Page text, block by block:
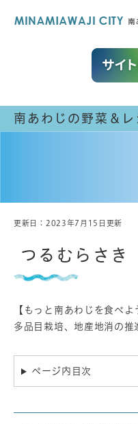
南あわじの野菜＆レ
本
更新日：2023年7月15日更新
つるむらさき
【もっと南あわじを食べ
多品目栽培、地産地消の推
ページ内目次